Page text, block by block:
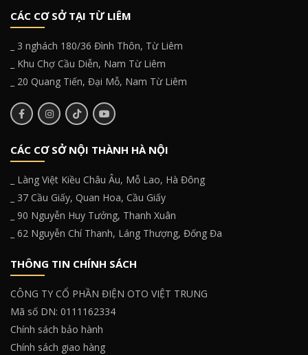
CÁC CƠ SỞ TẠI TỪ LIÊM
_ 3 nghách 180/36 Đình Thôn, Từ Liêm
_ Khu Chợ Cầu Diễn, Nam Từ Liêm
_ 20 Quang Tiến, Đại Mỗ, Nam Từ Liêm
CÁC CƠ SỞ NỘI THÀNH HÀ NỘI
_ Làng Việt Kiều Châu Âu, Mỗ Lao, Hà Đông
_ 37 Cầu Giấy, Quan Hoa, Cầu Giấy
_ 90 Nguyễn Huy Tưởng, Thanh Xuân
_ 62 Nguyễn Chí Thanh, Láng Thượng, Đống Đa
THÔNG TIN CHÍNH SÁCH
CÔNG TY CỔ PHẦN ĐIỆN OTO VIỆT TRUNG
Mã số DN: 0111162334
Chính sách bảo hành
Chính sách giao hàng